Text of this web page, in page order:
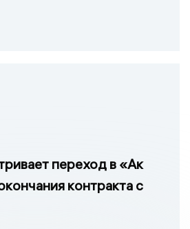
переход в «Ак
контракта с